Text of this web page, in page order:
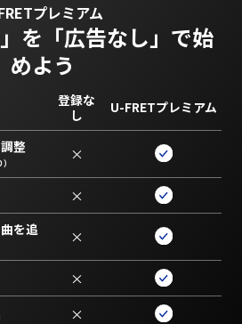
プレミアム
を 「広告なし」で始
めよう
登録な
し
U-FRETプレミアム
整 ×
×
を追
×
×
×